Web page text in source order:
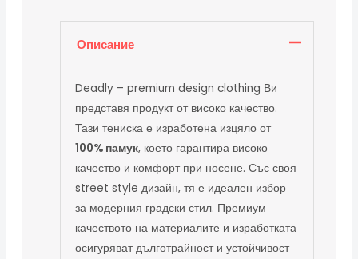
Описание
Deadly – premium design clothing Ви
представя продукт от високо качество.
Тази тениска е изработена изцяло от
100% памук, което гарантира високо
качество и комфорт при носене. Със своя
street style дизайн, тя е идеален избор
за модерния градски стил. Премиум
качеството на материалите и изработката
осигуряват дълготрайност и устойчивост